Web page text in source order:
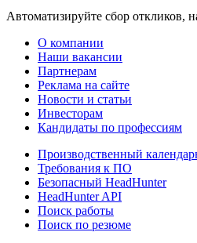
Автоматизируйте сбор откликов,
О компании
Наши вакансии
Партнерам
Реклама на сайте
Новости и статьи
Инвесторам
Кандидаты по профессиям
Производственный
Требования к ПО
Безопасный HeadHunter
HeadHunter API
Поиск работы
Поиск по резюме